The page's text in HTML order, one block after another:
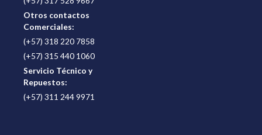
Otros contactos
Comerciales:
(+57) 318 220 7858
(+57) 315 440 1060
Servicio Técnico y
Repuestos:
(+57) 311 244 9971